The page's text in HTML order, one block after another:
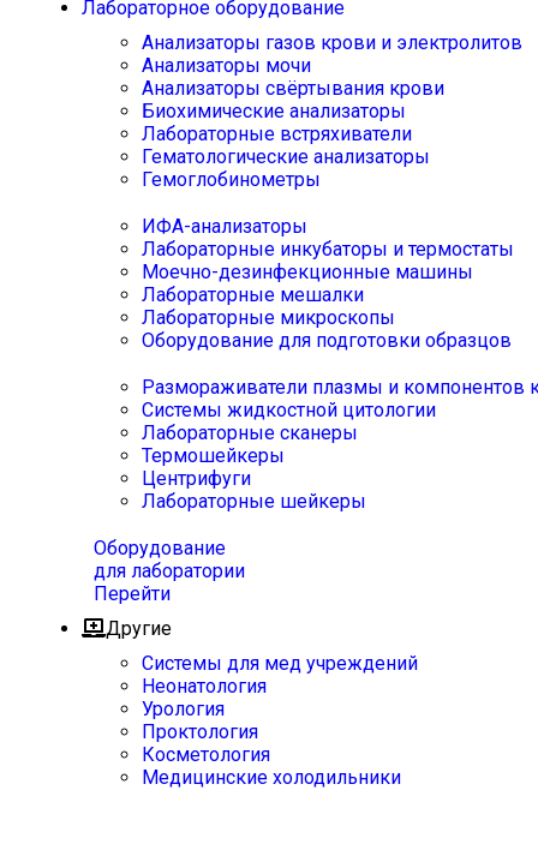
Лабораторное оборудование
Анализаторы газов крови и электролитов
Анализаторы мочи
Анализаторы свёртывания крови
Биохимические анализаторы
Лабораторные встряхиватели
Гематологические анализаторы
Гемоглобинометры
ИФА-анализаторы
Лабораторные инкубаторы и термостаты
Моечно-дезинфекционные машины
Лабораторные мешалки
Лабораторные микроскопы
Оборудование для подготовки образцов
Размораживатели плазмы и компонентов
Системы жидкостной цитологии
Лабораторные сканеры
Термошейкеры
Центрифуги
Лабораторные шейкеры
Оборудование
для лаборатории
Перейти
Другие
Системы для мед учреждений
Неонатология
Урология
Проктология
Косметология
Медицинские холодильники